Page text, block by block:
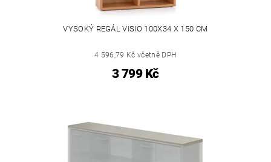
VYSOKÝ REGÁL VISIO 100X34 X 150 CM
4 596,79 Kč včetně DPH
3 799 Kč